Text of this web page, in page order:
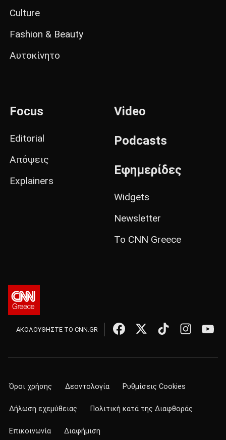
Culture
Fashion & Beauty
Αυτοκίνητο
Focus
Editorial
Απόψεις
Explainers
Video
Podcasts
Εφημερίδες
Widgets
Newsletter
Το CNN Greece
ΑΚΟΛΟΥΘΗΣΤΕ ΤΟ CNN.GR
Όροι χρήσης Δεοντολογία Ρυθμίσεις Cookies
Δήλωση εχεμύθειας Πολιτική κατά της Διαφθοράς
Επικοινωνία Διαφήμιση